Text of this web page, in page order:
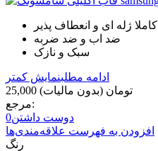
کاملا ژله ای و انعطاف پذیر
ضد اب و ضد ضربه
سبک و نازک
ادامه مطلبنمایش کمتر
25,000 تومان (بدون مالیات)
مرجع:
دوست داشتن0
افزودن به فهرست علاقه‌مندی‌ها
رنگ